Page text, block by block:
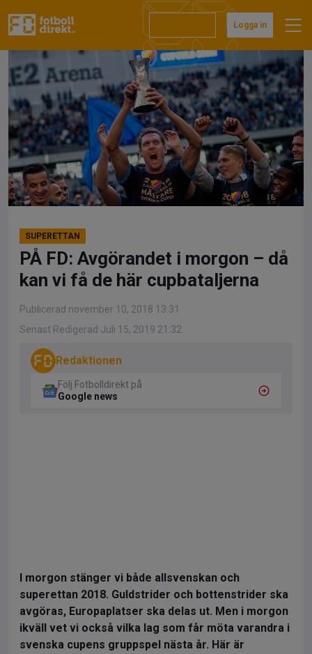
till
Logga in
SUPERETTAN
PÅ FD: Avgörandet i morgon – då
kan vi få de här cupbataljerna
Publicerad november 10, 2018 13:31
Senast Redigerad Juli 15, 2019 21:32
Redaktionen
Följ Fotbolldirekt på
Google news
I morgon stänger vi både allsvenskan och
superettan 2018. Guldstrider och bottenstrider ska
avgöras, Europaplatser ska delas ut. Men i morgon
ikväll vet vi också vilka lag som får möta varandra i
svenska cupens gruppspel nästa år. Här är